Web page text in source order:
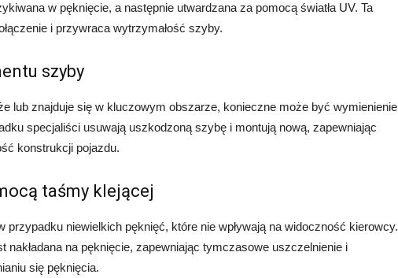
w pęknięcie, a następnie utwardzana za pomocą światła UV. Ta
i przywraca wytrzymałość szyby.
szyby
lub znajduje się w kluczowym obszarze, konieczne może być wymienienie
specjaliści usuwają uszkodzoną szybę i montują nową, zapewniając
konstrukcji pojazdu.
taśmy klejącej
przypadku niewielkich pęknięć, które nie wpływają na widoczność kierowcy.
nakładana na pęknięcie, zapewniając tymczasowe uszczelnienie i
się pęknięcia.